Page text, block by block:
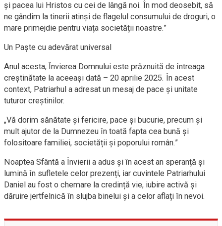
și pacea lui Hristos cu cei de lângă noi. În mod deosebit, să
ne gândim la tinerii atinși de flagelul consumului de droguri, o
mare primejdie pentru viața societății noastre.”
Un Paște cu adevărat universal
Anul acesta, Învierea Domnului este prăznuită de întreaga
creștinătate la aceeași dată – 20 aprilie 2025. În acest
context, Patriarhul a adresat un mesaj de pace și unitate
tuturor creștinilor.
„Vă dorim sănătate și fericire, pace și bucurie, precum și
mult ajutor de la Dumnezeu în toată fapta cea bună și
folositoare familiei, societății și poporului român.”
Noaptea Sfântă a Învierii a adus și în acest an speranță și
lumină în sufletele celor prezenți, iar cuvintele Patriarhului
Daniel au fost o chemare la credință vie, iubire activă și
dăruire jertfelnică în slujba binelui și a celor aflați în nevoi.